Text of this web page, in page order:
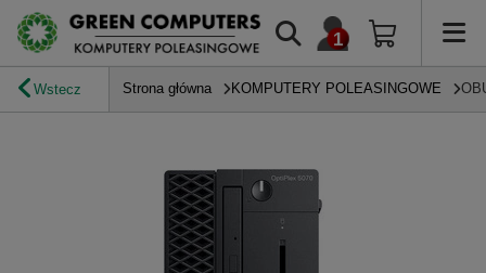
Wstecz Strona główna KOMPUTERY POLEASINGOWE